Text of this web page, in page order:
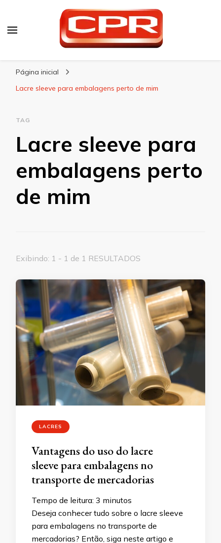
Página inicial
Lacre sleeve para embalagens perto de mim
TAG
Lacre sleeve para
embalagens perto
de mim
Exibindo: 1 - 1 de 1 RESULTADOS
LACRES
Vantagens do uso do lacre
sleeve para embalagens no
transporte de mercadorias
Tempo de leitura: 3 minutos
Deseja conhecer tudo sobre o lacre sleeve
para embalagens no transporte de
mercadorias? Então, siga neste artigo e